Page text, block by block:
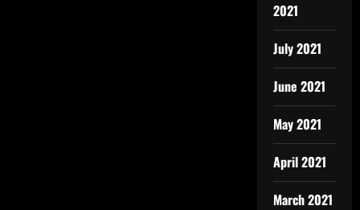
2021
July 2021
June 2021
May 2021
April 2021
March 2021